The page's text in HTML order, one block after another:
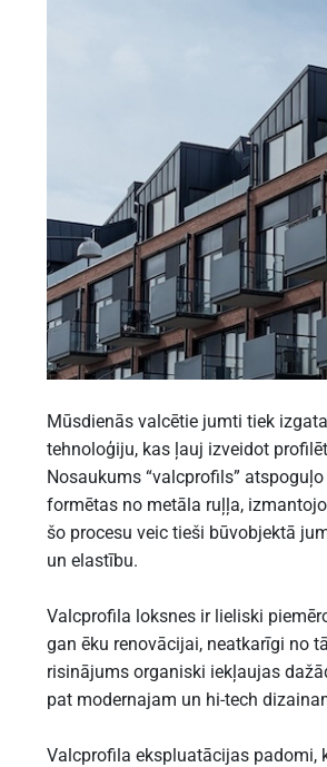
Mūsdienās valcētie jumti tiek
tehnoloģiju, kas ļauj izveidot
Nosaukums “valcprofils”
formētas no metāla ruļļa,
šo procesu veic tieši būvobjektā
un elastību.
Valcprofila loksnes ir lieliski
gan ēku renovācijai, neatkarīgi no
risinājums organiski iekļaujas
pat modernajam un hi-tech
Valcprofila ekspluatācijas padomi,